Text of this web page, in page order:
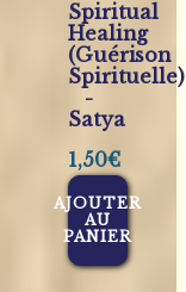
Spiritual
Healing
(Guérison
Spirituelle)
-
Satya
1,50€
AJOUTER
AU
PANIER